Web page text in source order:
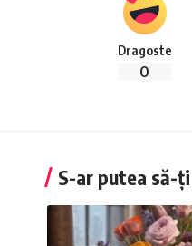
Dragoste
0
S-ar putea să-